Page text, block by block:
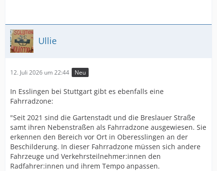
Ullie
12. Juli 2026 um 22:44 Neu
In Esslingen bei Stuttgart gibt es ebenfalls eine
Fahrradzone:
"Seit 2021 sind die Gartenstadt und die Breslauer Straße
samt ihren Nebenstraßen als Fahrradzone ausgewiesen. Sie
erkennen den Bereich vor Ort in Oberesslingen an der
Beschilderung. In dieser Fahrradzone müssen sich andere
Fahrzeuge und Verkehrsteilnehmer:innen den
Radfahrer:innen und ihrem Tempo anpassen.